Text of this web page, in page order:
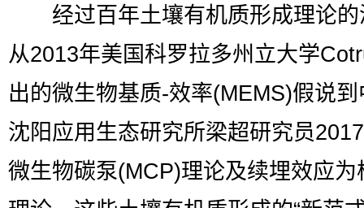
经过百年土壤有机质形成理论的
从2013年美国科罗拉多州立大学
出的微生物基质-效率(MEMS)假说
沈阳应用生态研究所梁超研究员
微生物碳泵(MCP)理论及续埋效应为